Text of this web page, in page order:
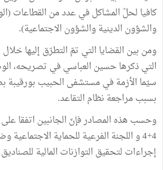
كافيا لحلّ المشاكل في عدد من القطاعات
والشؤون الدينية والشؤون الاجتماعية).
ومن بين القضايا التي تمّ التطرّق إليها
التي ذكرها حسين العباسي في تصريحه،
سيّما الأزمة في مستشفى الحبيب بورقيبة
بسبب مراجعة نظام التقاعد.
وحسب هذه المصادر فإنّ الجانبين اتفقا على
4+4 و اللجنة الفرعية للحماية
إجراءات لتحقيق التوازنات المالية